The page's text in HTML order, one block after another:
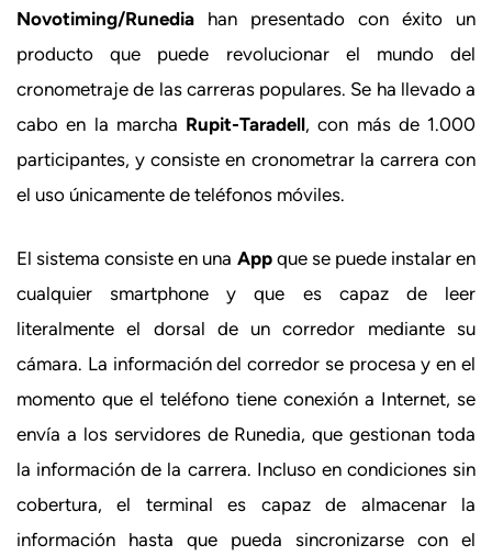
Novotiming/Runedia han presentado con éxito un
producto que puede revolucionar el mundo del
cronometraje de las carreras populares. Se ha llevado a
cabo en la marcha Rupit-Taradell, con más de 1.000
participantes, y consiste en cronometrar la carrera con
el uso únicamente de teléfonos móviles.
El sistema consiste en una Appque se puede instalar en
cualquier smartphone y que es capaz de leer
literalmente el dorsal de un corredor mediante su
cámara. La información del corredor se procesa y en el
momento que el teléfono tiene conexión a Internet, se
envía a los servidores de Runedia, que gestionan toda
la información de la carrera. Incluso en condiciones sin
cobertura, el terminal es capaz de almacenar la
información hasta que pueda sincronizarse con el